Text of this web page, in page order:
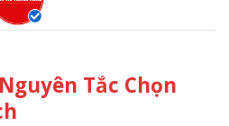
Tắc Chọn